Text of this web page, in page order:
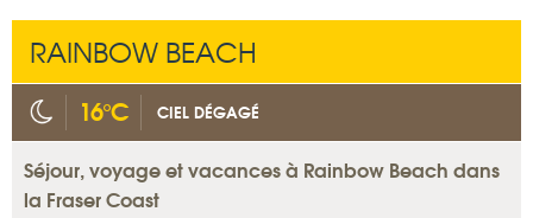
RAINBOW BEACH
16°C CIEL DÉGAGÉ
Séjour, voyage et vacances à Rainbow Beach dans
la Fraser Coast